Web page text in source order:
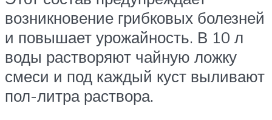
возникновение грибковых болезней
и повышает урожайность. В 10 л
воды растворяют чайную ложку
смеси и под каждый куст выливают
пол-литра раствора.